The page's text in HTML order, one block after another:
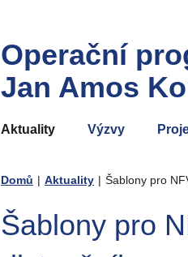
Operační
Jan Amos
Aktuality Výzvy
Domů | Aktuality | Šablony pro
Šablony pro